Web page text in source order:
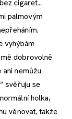
cigaret...
palmovým
vyhýbám
dobrovolně
ani nemůžu
svěřuju se
holka,
věnovat, takže